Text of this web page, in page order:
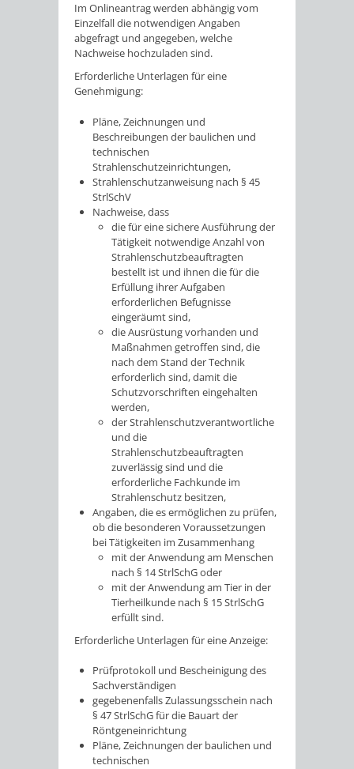
Im Onlineantrag werden abhängig vom
Einzelfall die notwendigen Angaben
abgefragt und angegeben, welche
Nachweise hochzuladen sind.
Erforderliche Unterlagen für eine
Genehmigung:
Pläne, Zeichnungen und
Beschreibungen der baulichen und
technischen
Strahlenschutzeinrichtungen,
Strahlenschutzanweisung nach § 45
StrlSchV
Nachweise, dass
die für eine sichere Ausführung der
Tätigkeit notwendige Anzahl von
Strahlenschutzbeauftragten
bestellt ist und ihnen die für die
Erfüllung ihrer Aufgaben
erforderlichen Befugnisse
eingeräumt sind,
die Ausrüstung vorhanden und
Maßnahmen getroffen sind, die
nach dem Stand der Technik
erforderlich sind, damit die
Schutzvorschriften eingehalten
werden,
der Strahlenschutzverantwortliche
und die
Strahlenschutzbeauftragten
zuverlässig sind und die
erforderliche Fachkunde im
Strahlenschutz besitzen,
Angaben, die es ermöglichen zu prüfen,
ob die besonderen Voraussetzungen
bei Tätigkeiten im Zusammenhang
mit der Anwendung am Menschen
nach § 14 StrlSchG oder
mit der Anwendung am Tier in der
Tierheilkunde nach § 15 StrlSchG
erfüllt sind.
Erforderliche Unterlagen für eine Anzeige:
Prüfprotokoll und Bescheinigung des
Sachverständigen
gegebenenfalls Zulassungsschein nach
§ 47 StrlSchG für die Bauart der
Röntgeneinrichtung
Pläne, Zeichnungen der baulichen und
technischen